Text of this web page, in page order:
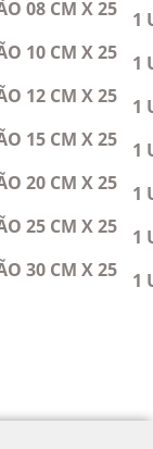
08 CM X 25
1
10 CM X 25
1
12 CM X 25
1
15 CM X 25
1
20 CM X 25
1
25 CM X 25
1
30 CM X 25
1